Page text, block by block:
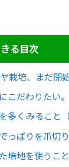
る目次
栽培、まだ開始
こだわりたい。
くみること（
っぱりを爪切
地を使うこと